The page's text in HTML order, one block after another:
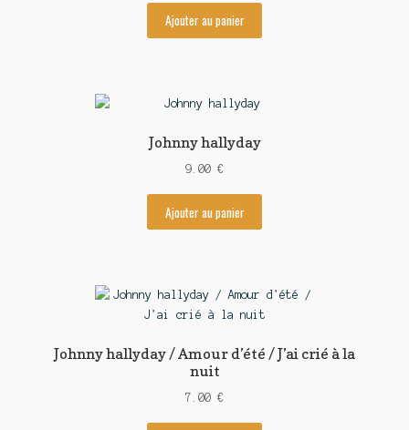
Ajouter au panier
Johnny hallyday
9.00 €
Ajouter au panier
Johnny hallyday / Amour d’été / J’ai crié à la
nuit
7.00 €